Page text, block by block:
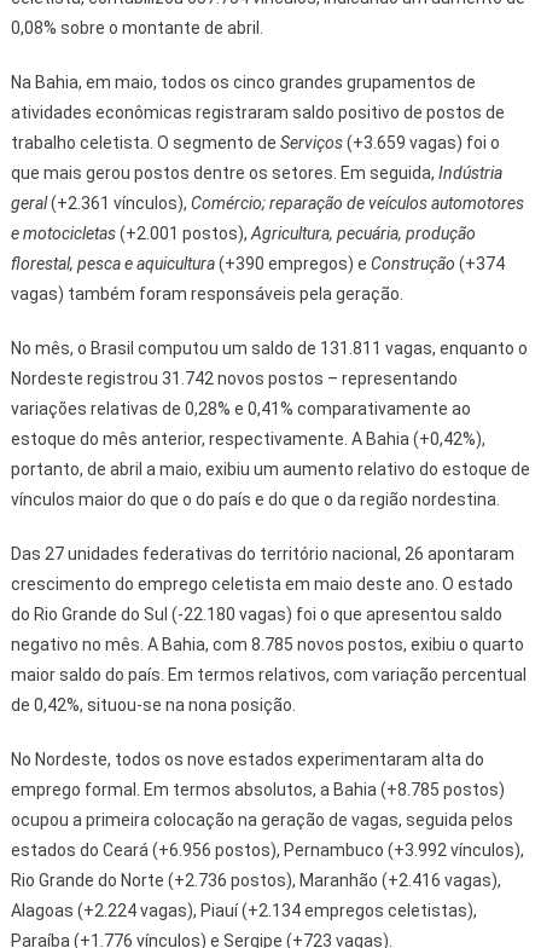
0,08% sobre o montante de abril.
Na Bahia, em maio, todos os cinco grandes grupamentos de
atividades econômicas registraram saldo positivo de postos de
trabalho celetista. O segmento de Serviços(+3.659 vagas) foi o
que mais gerou postos dentre os setores. Em seguida, Indústria
geral(+2.361 vínculos), Comércio; reparação de veículos automotores
e motocicletas(+2.001 postos), Agricultura, pecuária, produção
florestal, pesca e aquicultura(+390 empregos) e Construção (+374
vagas) também foram responsáveis pela geração.
No mês, o Brasil computou um saldo de 131.811 vagas, enquanto o
Nordeste registrou 31.742 novos postos – representando
variações relativas de 0,28% e 0,41% comparativamente ao
estoque do mês anterior, respectivamente. A Bahia (+0,42%),
portanto, de abril a maio, exibiu um aumento relativo do estoque de
vínculos maior do que o do país e do que o da região nordestina.
Das 27 unidades federativas do território nacional, 26 apontaram
crescimento do emprego celetista em maio deste ano. O estado
do Rio Grande do Sul (-22.180 vagas) foi o que apresentou saldo
negativo no mês. A Bahia, com 8.785 novos postos, exibiu o quarto
maior saldo do país. Em termos relativos, com variação percentual
de 0,42%, situou-se na nona posição.
No Nordeste, todos os nove estados experimentaram alta do
emprego formal. Em termos absolutos, a Bahia (+8.785 postos)
ocupou a primeira colocação na geração de vagas, seguida pelos
estados do Ceará (+6.956 postos), Pernambuco (+3.992 vínculos),
Rio Grande do Norte (+2.736 postos), Maranhão (+2.416 vagas),
Alagoas (+2.224 vagas), Piauí (+2.134 empregos celetistas),
Paraíba (+1.776 vínculos) e Sergipe (+723 vagas).